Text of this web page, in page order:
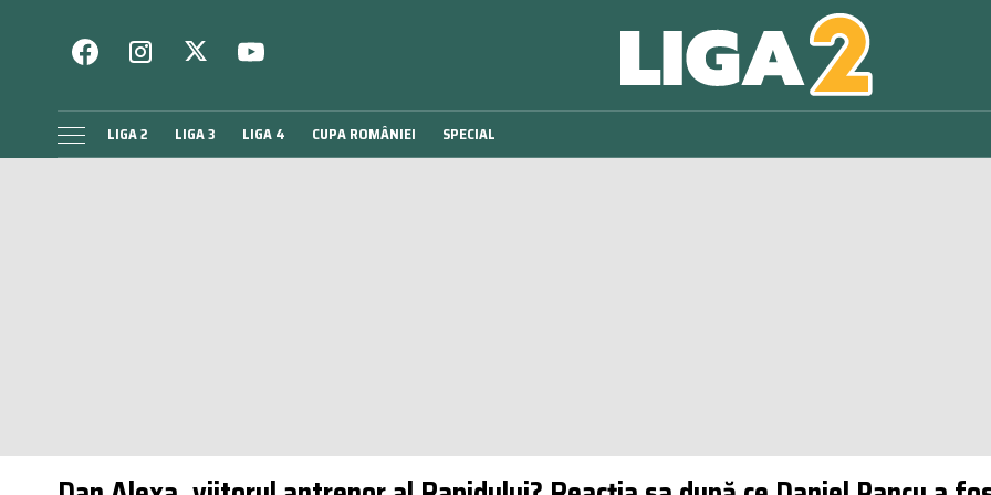
LIGA 2 LIGA 3 LIGA 4 CUPA ROMÂNIEI SPECIAL